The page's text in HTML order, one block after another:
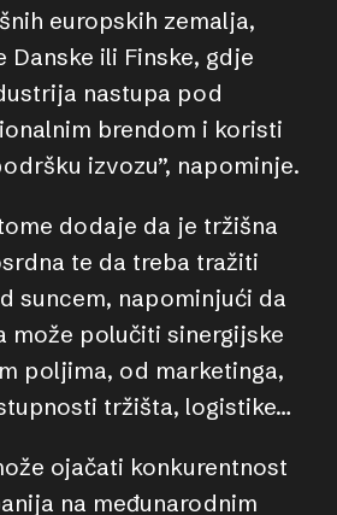
europskih zemalja,
ili Finske, gdje
nastupa pod
brendom i koristi
izvozu”, napominje.
dodaje da je tržišna
te da treba tražiti
suncem, napominjući da
može polučiti sinergijske
poljima, od marketinga,
tržišta, logistike…
ojačati konkurentnost
na međunarodnim